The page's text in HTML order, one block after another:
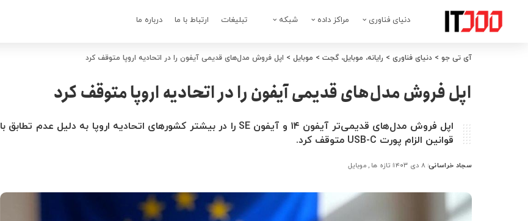
دنیای فناوری مراکز داده شبکه تبلیغات ارتباط با ما درباره ما
آی تی جو > دنیای فناوری > رایانه، موبایل، گجت > موبایل > اپل فروش مدل‌های قدیمی آیفون را در اتحادیه اروپا متوقف کرد
اپل فروش مدل‌های قدیمی آیفون را در اتحادیه اروپا متوقف کرد
اپل فروش مدل‌های قدیمی‌تر آیفون ۱۴ و آیفون SE را در بیشتر کشورهای اتحادیه اروپا به دلیل عدم تطابق با
قوانین الزام پورت USB-C متوقف کرد.
ارسال
توسط
سجاد خراسانی ۸ دی ۱۴۰۳ تازه ها موبایل